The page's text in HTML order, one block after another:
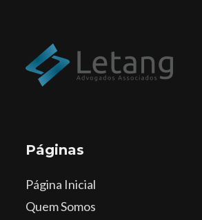
Páginas
Página Inicial
Quem Somos